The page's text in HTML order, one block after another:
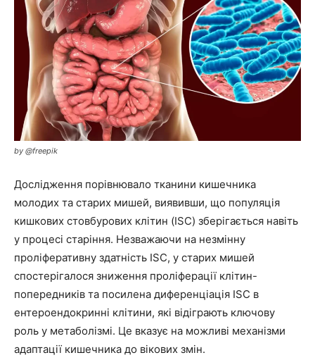
by @freepik
Дослідження порівнювало тканини кишечника
молодих та старих мишей, виявивши, що популяція
кишкових стовбурових клітин (ISC) зберігається навіть
у процесі старіння. Незважаючи на незмінну
проліферативну здатність ISC, у старих мишей
спостерігалося зниження проліферації клітин-
попередників та посилена диференціація ISC в
ентероендокринні клітини, які відіграють ключову
роль у метаболізмі. Це вказує на можливі механізми
адаптації кишечника до вікових змін.